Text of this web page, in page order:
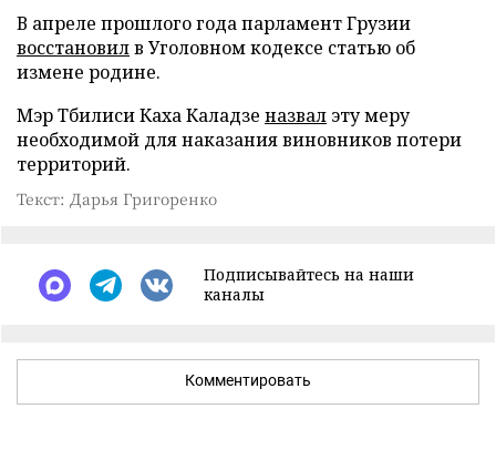
В апреле прошлого года парламент Грузии
восстановилв Уголовном кодексе статью об
измене родине.
Мэр Тбилиси Каха Каладзе назвал эту меру
необходимой для наказания виновников потери
территорий.
Текст: Дарья Григоренко
Подписывайтесь на наши
каналы
Комментировать